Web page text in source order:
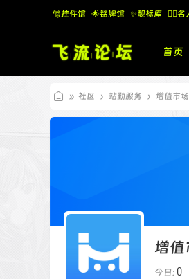
🎅挂件馆 🌟铭牌馆 ✨️靓标库 🧚‍♂️名
首页
飞
» 社区 › 站勤服务 › 增值市场
增值
今日: 0